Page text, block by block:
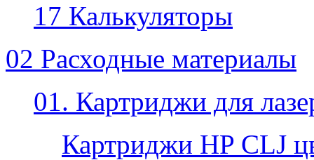
17 Калькуляторы
02 Расходные материалы
01. Картриджи для
Картриджи HP CLJ